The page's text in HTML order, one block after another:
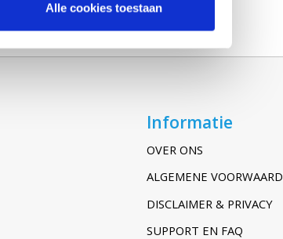
Alle cookies toestaan
Informatie
OVER ONS
ALGEMENE
DISCLAIMER & PRIVACY
SUPPORT EN FAQ